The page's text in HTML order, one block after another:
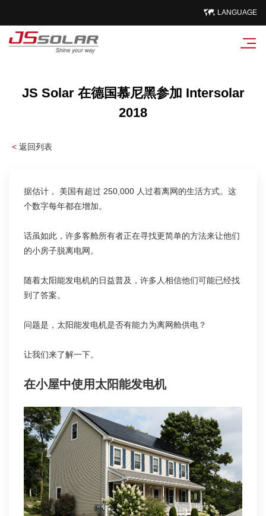
LANGUAGE
JS Solar 在德国慕尼黑参加 Intersolar
2018
< 返回列表
据估计， 美国有超过 250,000 人过着离网的生活方式。这
个数字每年都在增加。
话虽如此，许多客舱所有者正在寻找更简单的方法来让他们
的小房子脱离电网。
随着太阳能发电机的日益普及，许多人相信他们可能已经找
到了答案。
问题是，太阳能发电机是否有能力为离网舱供电？
让我们来了解一下。
在小屋中使用太阳能发电机